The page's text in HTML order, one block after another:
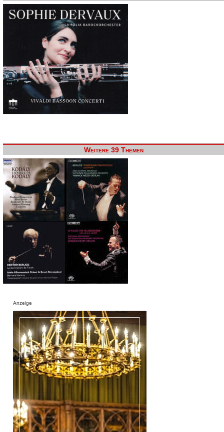
Weitere 39 Themen
Anzeige